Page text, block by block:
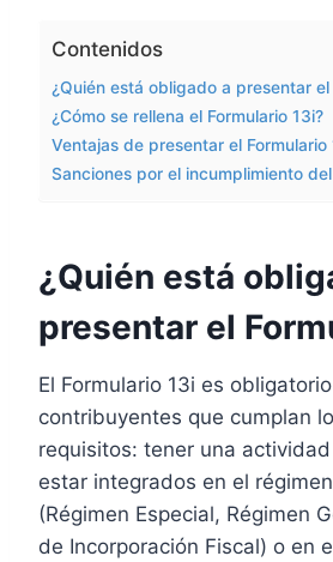
Contenidos
¿Quién está obligado a presentar el
¿Cómo se rellena el Formulario 13i?
Ventajas de presentar el Formulario
Sanciones por el incumplimiento
¿Quién está
presentar el
El Formulario 13i es
contribuyentes que cumplan
requisitos: tener una
estar integrados en el
(Régimen Especial, Régimen
de Incorporación Fiscal) o en